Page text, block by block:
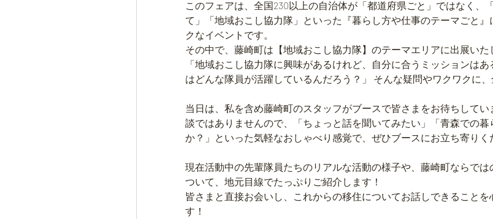
このフェアは、全国230以上の自治体が「都道府県ごと」ではなく、
て」「地域おこし協力隊」といった『暮らし方や仕事のテーマごと
クなイベントです。
その中で、藤崎町は【地域おこし協力隊】のテーマエリアに出展いた
「地域おこし協力隊に興味があるけれど、自分に合うミッションは
はどんな隊員が活躍しているんだろう？」 そんな疑問やワクワクに、
当日は、私を含め藤崎町のスタッフがブースで皆さまをお待ちして
談ではありませんので、「ちょっと話を聞いてみたい」「青森での
か？」といった気軽なおしゃべり感覚で、ぜひブースにお立ち寄りく
現在活動中の先輩隊員たちのリアルな活動の様子や、藤崎町ならでは
ついて、地元目線でたっぷりご紹介します！
皆さまと直接お会いし、これからの移住についてお話しできることを
す！